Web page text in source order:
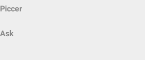
Piccer
Ask